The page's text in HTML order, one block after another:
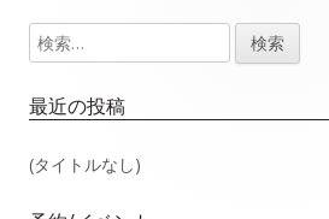
ビ
ゲ
ー
シ
メ
イ
ン
検
索:
最近の投稿
(タイトルなし)